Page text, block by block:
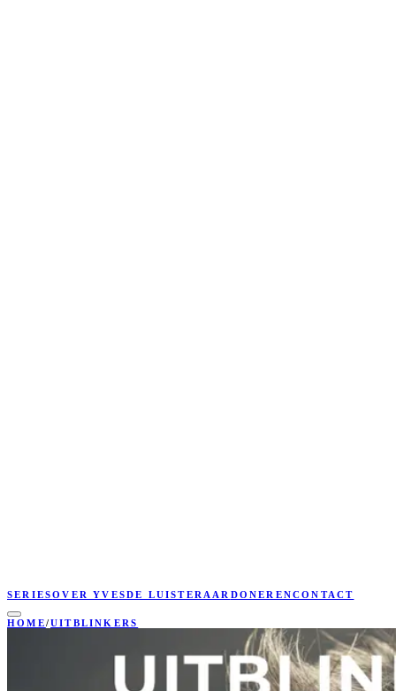
SERIESOVER YVESDE LUISTERAAR DONERENCONTACT
HOME/UITBLINKERS